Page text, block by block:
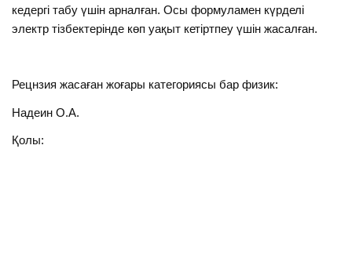
кедергі табу үшін арналған. Осы формуламен күрделі
электр тізбектерінде көп уақыт кетіртпеу үшін жасалған.
Рецнзия жасаған жоғары категориясы бар физик:
Надеин О.А.
Қолы: